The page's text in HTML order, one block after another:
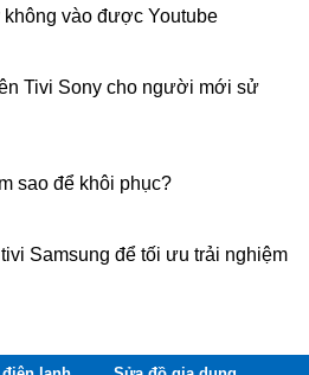
vào được Youtube
Tivi Sony cho người mới sử
sao để khôi phục?
Samsung để tối ưu trải nghiệm